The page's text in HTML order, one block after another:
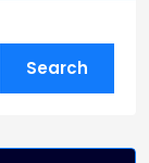
Search